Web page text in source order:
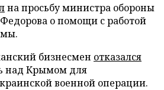
на просьбу министра обороны
о помощи с работой
бизнесмен отказался
над Крымом для
военной операции.